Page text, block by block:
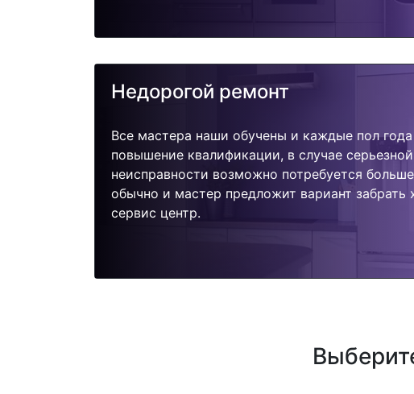
Недорогой ремонт
Все мастера наши обучены и каждые пол
повышение квалификации, в случае серьезной
неисправности возможно потребуется
обычно и мастер предложит вариант забрать
сервис центр.